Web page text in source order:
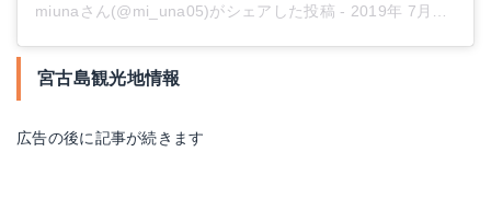
miunaさん(@mi_una05)がシェアした投稿 - 2019年 7月月23日午後9時35分PDT
宮古島観光地情報
広告の後に記事が続きます